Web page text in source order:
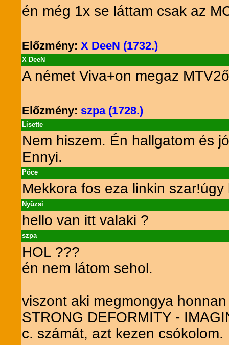
én még 1x se láttam csak az
Előzmény:X DeeN (1732.)
X DeeN
A német Viva+on megaz
Előzmény: szpa (1728.)
Lisette
Nem hiszem. Én hallgatom és
Ennyi.
Pöce
Mekkora fos eza linkin
Nyüzsi
hello van itt valaki ?
szpa
HOL ???
én nem látom sehol.
viszont aki megmongya
STRONG DEFORMITY -
c. számát, azt kezen csókolom.